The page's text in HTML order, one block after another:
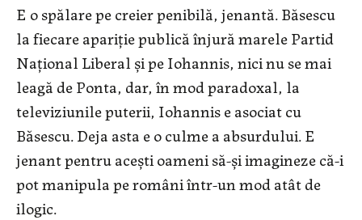
E o spălare pe creier penibilă, jenantă. Băsescu
la fiecare apariţie publică înjură marele Partid
Naţional Liberal şi pe Iohannis, nici nu se mai
leagă de Ponta, dar, în mod paradoxal, la
televiziunile puterii, Iohannis e asociat cu
Băsescu. Deja asta e o culme a absurdului. E
jenant pentru aceşti oameni să-şi imagineze că-i
pot manipula pe români într-un mod atât de
ilogic.